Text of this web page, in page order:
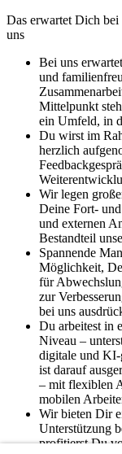
Das erwartet Dich bei
uns
Bei uns
und
Mittelpunkt
ein Umfeld, in
Du wirst im
herzlich
Wir legen
Deine Fort-
und externen
Bestandteil
Spannende
Möglichkeit,
für
zur
bei uns
Du arbeitest in
Niveau –
digitale und KI-
ist darauf
– mit flexiblen
mobilen
Wir bieten Dir
Unterstützung
profitierst Du